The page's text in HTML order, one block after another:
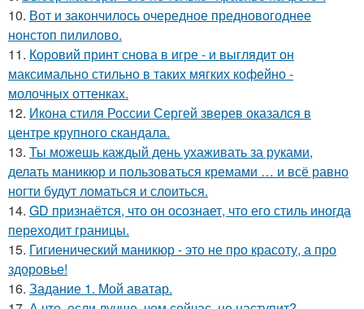
10. Вот и закончилось очередное предновогоднее
нонстоп пилилово.
11. Коровий принт снова в игре - и выглядит он
максимально стильно в таких мягких кофейно -
молочных оттенках.
12. Икона стиля России Сергей зверев оказался в
центре крупного скандала.
13. Ты можешь каждый день ухаживать за руками,
делать маникюр и пользоваться кремами … и всё равно
ногти будут ломаться и слоиться.
14. GD признаётся, что он осознает, что его стиль иногда
переходит границы.
15. Гигиенический маникюр - это не про красоту, а про
здоровье!
16. Задание 1. Мой аватар.